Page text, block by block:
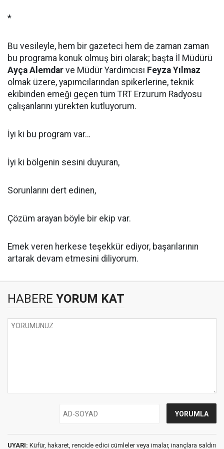
*
Bu vesileyle, hem bir gazeteci hem de zaman zaman
bu programa konuk olmuş biri olarak; başta İl Müdürü
Ayça Alemdar ve Müdür Yardımcısı Feyza Yılmaz
olmak üzere, yapımcılarından spikerlerine, teknik
ekibinden emeği geçen tüm TRT Erzurum Radyosu
çalışanlarını yürekten kutluyorum.
İyi ki bu program var…
İyi ki bölgenin sesini duyuran,
Sorunlarını dert edinen,
Çözüm arayan böyle bir ekip var.
Emek veren herkese teşekkür ediyor, başarılarının
artarak devam etmesini diliyorum.
HABERE YORUM KAT
UYARI: Küfür, hakaret, rencide edici cümleler veya imalar, inançlara saldırı